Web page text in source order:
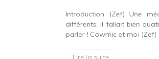
Introduction (Zef) Une
différents, il fallait bien
parler ! Cowmic et moi
Lire la suite